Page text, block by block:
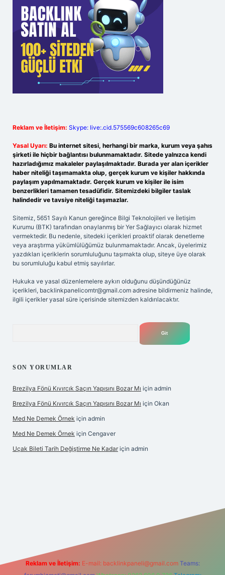
Reklam ve İletişim: Skype: live:.cid.575569c608265c69
Yasal Uyarı: Bu internet sitesi, herhangi bir marka, kurum veya şahıs
şirketi ile hiçbir bağlantısı bulunmamaktadır. Sitede yalnızca kendi
hazırladığımız makaleler paylaşılmaktadır. Burada yer alan içerikler
haber niteliği taşımamakta olup, gerçek kurum ve kişiler hakkında
paylaşım yapılmamaktadır. Gerçek kurum ve kişiler ile isim
benzerlikleri tamamen tesadüfidir. Sitemizdeki bilgiler taslak
halindedir ve tavsiye niteliği taşımazlar.
Sitemiz, 5651 Sayılı Kanun gereğince Bilgi Teknolojileri ve İletişim
Kurumu (BTK) tarafından onaylanmış bir Yer Sağlayıcı olarak hizmet
vermektedir. Bu nedenle, sitedeki içerikleri proaktif olarak denetleme
veya araştırma yükümlülüğümüz bulunmamaktadır. Ancak, üyelerimiz
yazdıkları içeriklerin sorumluluğunu taşımakta olup, siteye üye olarak
bu sorumluluğu kabul etmiş sayılırlar.
Hukuka ve yasal düzenlemelere aykırı olduğunu düşündüğünüz
içerikleri, backlinkpanelicomtr@gmail.com adresine bildirmeniz halinde,
ilgili içerikler yasal süre içerisinde sitemizden kaldırılacaktır.
SON YORUMLAR
Brezilya Fönü Kıvırcık Saçın Yapısını Bozar Mı için admin
Brezilya Fönü Kıvırcık Saçın Yapısını Bozar Mı için Okan
Med Ne Demek Örnek için admin
Med Ne Demek Örnek için Cengaver
Uçak Bileti Tarih Değiştirme Ne Kadar için admin
Reklam ve İletişim: E-mail: backlinkpaneli@gmail.com Teams: